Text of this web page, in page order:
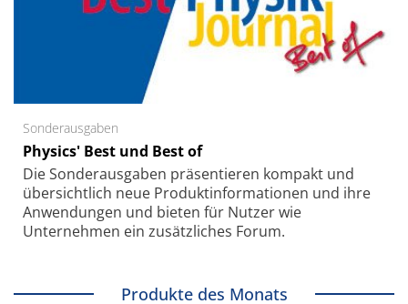
Sonderausgaben
Physics' Best und Best of
Die Sonder­ausgaben präsentieren kompakt und
übersichtlich neue Produkt­informationen und ihre
Anwendungen und bieten für Nutzer wie
Unternehmen ein zusätzliches Forum.
Produkte des Monats